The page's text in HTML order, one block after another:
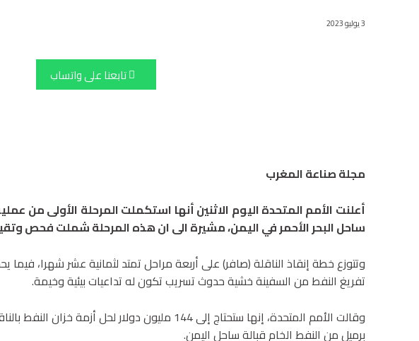
3 يوليو 2023
تابعنا على واتساب
مجلة صناعة المغرب
أعلنت الأمم المتحدة اليوم الاثنين أنها استكملت المرحلة الأولى من
ساحل البحر الأحمر في اليمن، مشيرة الى ان هذه المرحلة شملت فحص
وتتوزع خطة إنقاذ الناقلة (صافر) على أربعة مراحل تمتد لثمانية عشر شهرا، فيما
تفريغ النفط من السفينة خشية حدوث تسريب تكون له تداعيات بيئية وخيمة.
برميل من النفط الخام قبالة ساحل اليمن.